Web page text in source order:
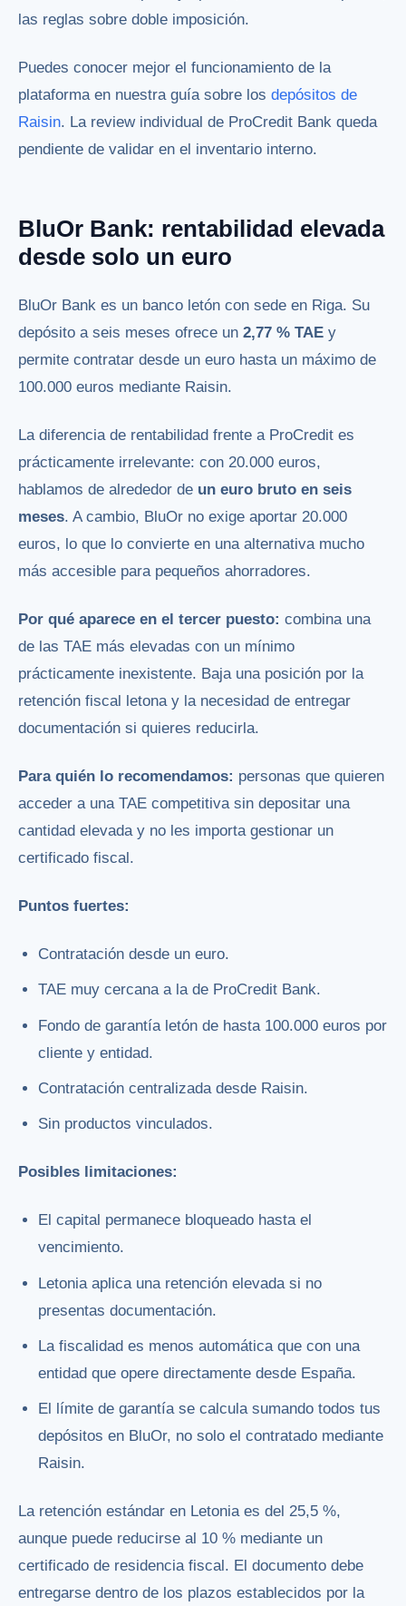
las reglas sobre doble imposición.
Puedes conocer mejor el funcionamiento de la
plataforma en nuestra guía sobre los depósitos de
Raisin. La review individual de ProCredit Bank queda
pendiente de validar en el inventario interno.
BluOr Bank: rentabilidad elevada
desde solo un euro
BluOr Bank es un banco letón con sede en Riga. Su
depósito a seis meses ofrece un 2,77 % TAE y
permite contratar desde un euro hasta un máximo de
100.000 euros mediante Raisin.
La diferencia de rentabilidad frente a ProCredit es
prácticamente irrelevante: con 20.000 euros,
hablamos de alrededor de un euro bruto en seis
meses. A cambio, BluOr no exige aportar 20.000
euros, lo que lo convierte en una alternativa mucho
más accesible para pequeños ahorradores.
Por qué aparece en el tercer puesto: combina una
de las TAE más elevadas con un mínimo
prácticamente inexistente. Baja una posición por la
retención fiscal letona y la necesidad de entregar
documentación si quieres reducirla.
Para quién lo recomendamos: personas que quieren
acceder a una TAE competitiva sin depositar una
cantidad elevada y no les importa gestionar un
certificado fiscal.
Puntos fuertes:
Contratación desde un euro.
TAE muy cercana a la de ProCredit Bank.
Fondo de garantía letón de hasta 100.000 euros por
cliente y entidad.
Contratación centralizada desde Raisin.
Sin productos vinculados.
Posibles limitaciones:
El capital permanece bloqueado hasta el
vencimiento.
Letonia aplica una retención elevada si no
presentas documentación.
La fiscalidad es menos automática que con una
entidad que opere directamente desde España.
El límite de garantía se calcula sumando todos tus
depósitos en BluOr, no solo el contratado mediante
Raisin.
La retención estándar en Letonia es del 25,5 %,
aunque puede reducirse al 10 % mediante un
certificado de residencia fiscal. El documento debe
entregarse dentro de los plazos establecidos por la